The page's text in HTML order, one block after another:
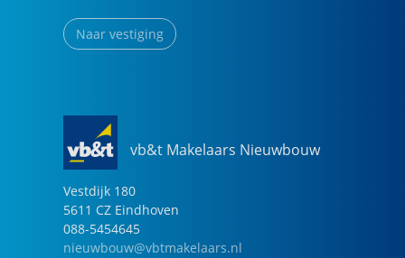
Naar vestiging
vb&t Makelaars Nieuwbouw
Vestdijk 180
5611 CZ Eindhoven
088-5454645
nieuwbouw@vbtmakelaars.nl